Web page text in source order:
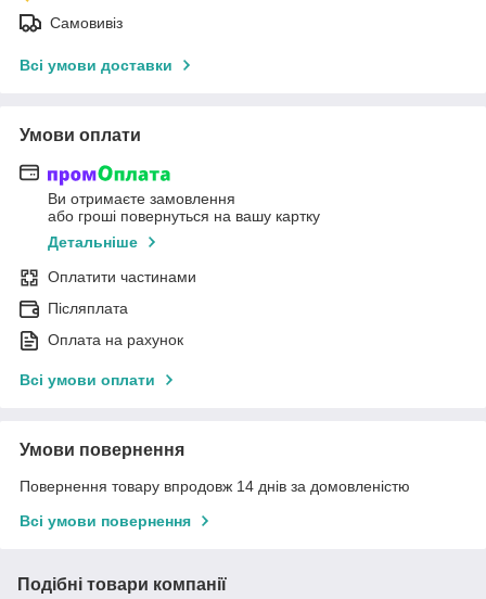
Самовивіз
Всі умови доставки
Умови оплати
Ви отримаєте замовлення
або гроші повернуться на вашу картку
Детальніше
Оплатити частинами
Післяплата
Оплата на рахунок
Всі умови оплати
Умови повернення
Повернення товару впродовж 14 днів за домовленістю
Всі умови повернення
Подібні товари компанії